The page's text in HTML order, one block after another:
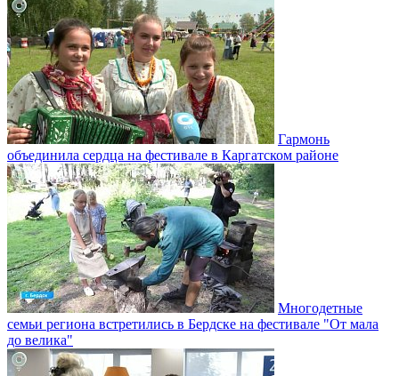
Гармонь
объединила сердца на фестивале в Каргатском районе
Многодетные
семьи региона встретились в Бердске на фестивале "От мала
до велика"